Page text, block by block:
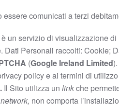
essere comunicati a terzi
è un servizio di visualizzazione
Dati Personali raccolti: Cookie;
(Google Ireland Limited
policy e ai termini di
Il Sito utilizza un linkche
non comporta